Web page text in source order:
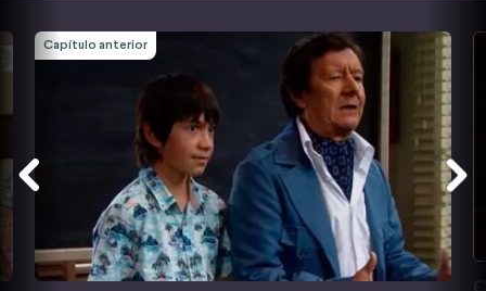
Capítulo anterior